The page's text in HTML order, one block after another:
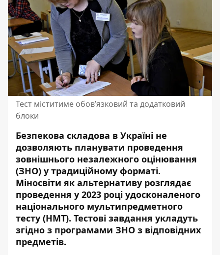
Тест міститиме обов’язковий та додатковий
блоки
Безпекова складова в Україні не
дозволяють планувати проведення
зовнішнього незалежного оцінювання
(ЗНО) у традиційному форматі.
Міносвіти як альтернативу розглядає
проведення у 2023 році удосконаленого
національного мультипредметного
тесту (НМТ). Тестові завдання укладуть
згідно з програмами ЗНО з відповідних
предметів.